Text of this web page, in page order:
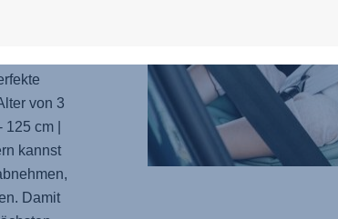
Die
von 3
cm |
kannst
Damit